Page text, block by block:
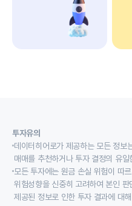
투자유의
데이터히어로가 제공하는 모든 정보
매매를 추천하거나 투자 결정의 유
모든 투자에는 원금 손실 위험이 따
위험성향을 신중히 고려하여 본인
제공된 정보로 인한 투자 결과에 대